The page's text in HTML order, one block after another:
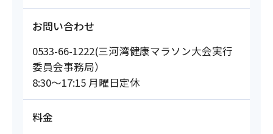
お問い合わせ
0533-66-1222(三河湾健康マラソン大会実行
委員会事務局）
8:30～17:15 月曜日定休
料金